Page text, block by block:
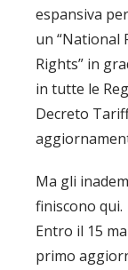
espansiva
un “National
Rights” in
in tutte le
Decreto
Ma gli
finiscono qui.
Entro il 15
primo